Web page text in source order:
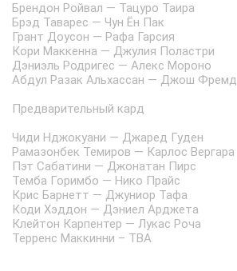
Брендон Ройвал — Тацуро Таира
Брэд Таварес — Чун Ён Пак
Грант Доусон — Рафа Гарсия
Кори Маккенна — Джулия Поластри
Дэниэль Родригес — Алекс Мороно
Абдул Разак Альхассан — Джош Фремд
Предварительный кард
Чиди Нджокуани — Джаред Гуден
Рамазонбек Темиров — Карлос Вергара
Пэт Сабатини — Джонатан Пирс
Темба Горимбо — Нико Прайс
Крис Барнетт — Джуниор Тафа
Коди Хэддон — Дэниел Арджета
Клейтон Карпентер — Лукас Роча
Терренс Маккинни – ТВА